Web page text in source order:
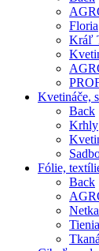
Floria
Kráľ
Kvetináče,
Back
Krhly
Fólie,
Back